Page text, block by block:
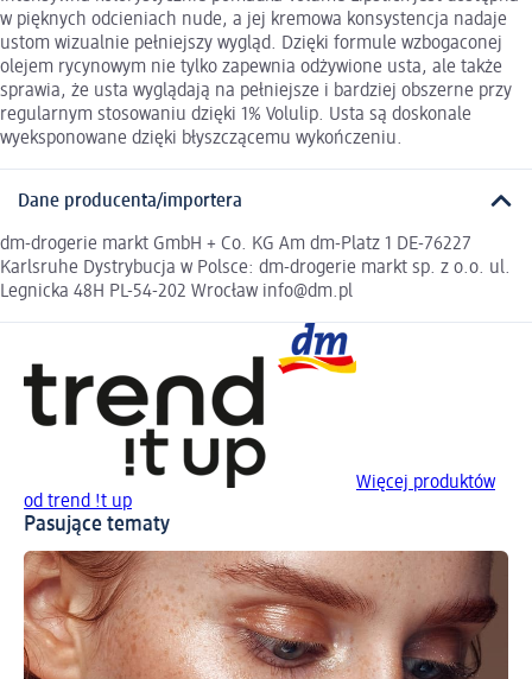
w pięknych odcieniach nude, a jej kremowa konsystencja nadaje
ustom wizualnie pełniejszy wygląd. Dzięki formule wzbogaconej
olejem rycynowym nie tylko zapewnia odżywione usta, ale także
sprawia, że usta wyglądają na pełniejsze i bardziej obszerne przy
regularnym stosowaniu dzięki 1% Volulip. Usta są doskonale
wyeksponowane dzięki błyszczącemu wykończeniu.
Dane producenta/importera
dm-drogerie markt GmbH + Co. KG Am dm-Platz 1 DE-76227
Karlsruhe Dystrybucja w Polsce: dm-drogerie markt sp. z o.o. ul.
Legnicka 48H PL-54-202 Wrocław info@dm.pl
Więcej produktów
od trend !t up
Pasujące tematy